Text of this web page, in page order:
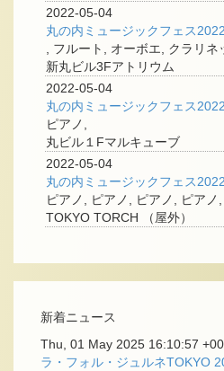
2022-05-04
新丸ビル3Fアトリウム
2022-05-04
ピアノ,
丸ビル１Fマルキューブ
2022-05-04
TOKYO TORCH （屋外）
新着ニュース
Thu, 01 May 2025 16:10:57
ラ・フォル・ジュルネTOKYO